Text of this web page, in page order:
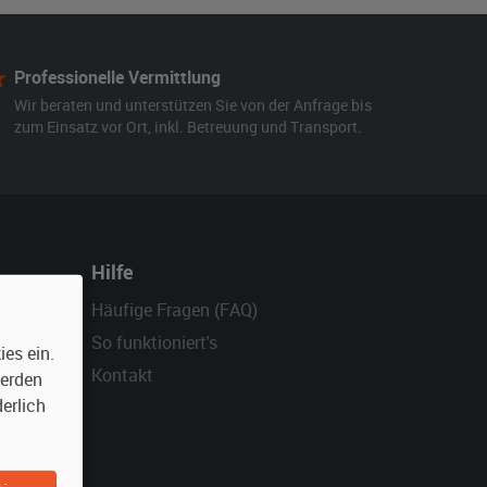
Professionelle Vermittlung
Wir beraten und unterstützen Sie von der Anfrage bis
zum Einsatz vor Ort, inkl. Betreuung und Transport.
Hilfe
Häufige Fragen (FAQ)
So funktioniert's
Kontakt
ein.